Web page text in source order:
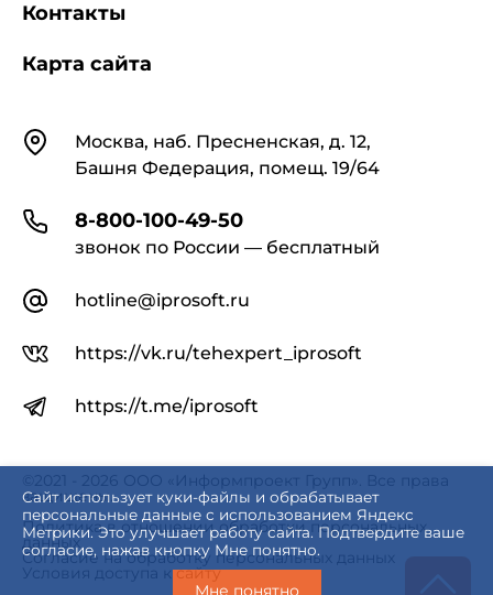
Сайт использует куки-файлы и обрабатывает
персональные данные с использованием Яндекс
Метрики. Это улучшает работу сайта. Подтвердите ваше
согласие, нажав кнопку Мне понятно.
Мне понятно
КонтактыМосква, наб. Пресненская, д. 12,
Башня Федерация, помещ. 19/64
8-800-100-49-50
звонок по России — бесплатный
hotline@iprosoft.ru
https://vk.ru/tehexpert_iprosoft
https://t.me/iprosoft
Контакты
Карта сайта
©2021 - 2026 ООО «Информпроект Групп». Все права
защищены.
Политика в отношении обработки персональных
данных
Согласие на обработку персональных данных
Условия доступа к сайту